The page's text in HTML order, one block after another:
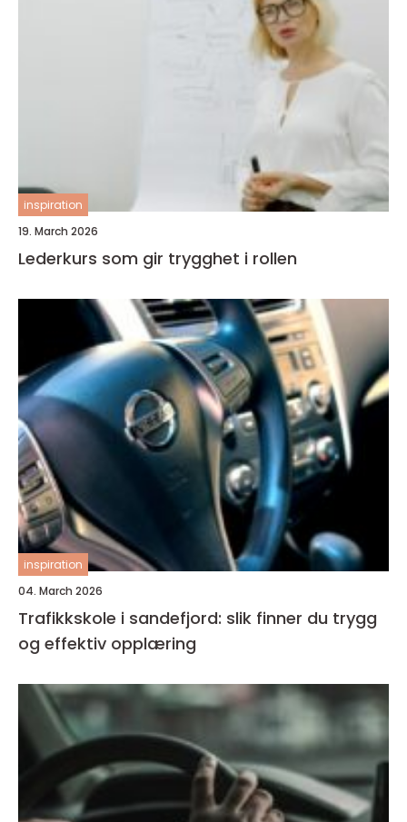
inspiration
19. March 2026
Lederkurs som gir trygghet i rollen
inspiration
04. March 2026
Trafikkskole i sandefjord: slik finner du trygg
og effektiv opplæring